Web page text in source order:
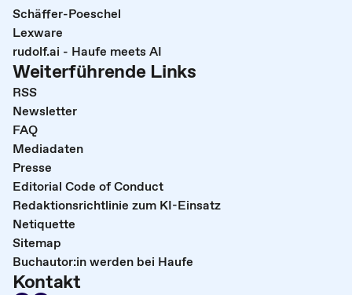
Schäffer-Poeschel
Lexware
rudolf.ai - Haufe meets AI
Weiterführende Links
RSS
Newsletter
FAQ
Mediadaten
Presse
Editorial Code of Conduct
Redaktionsrichtlinie zum KI-Einsatz
Netiquette
Sitemap
Buchautor:in werden bei Haufe
Kontakt